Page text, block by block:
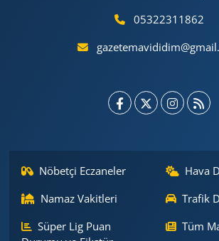
05322311862
Nöbetçi Eczaneler
Hava
Namaz Vakitleri
Trafik
Süper Lig Puan
Tüm